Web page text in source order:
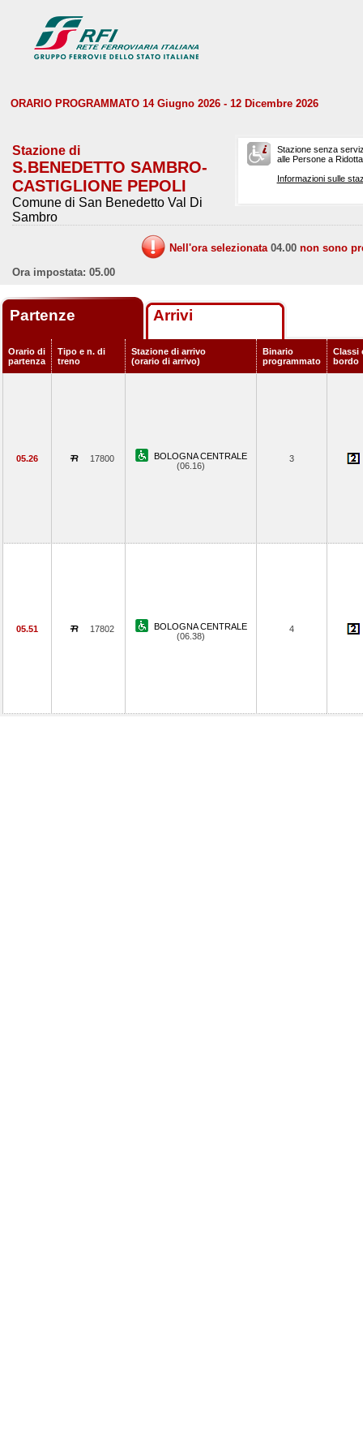
ORARIO PROGRAMMATO 14 Giugno 2026 - 12 Dicembre 2026
Stazione di
S.BENEDETTO SAMBRO-
CASTIGLIONE PEPOLI
Comune di San Benedetto Val Di
Sambro
Stazione senza
alle Persone a
Informazioni sulle
Nell'ora selezionata 04.00 non sono
Ora impostata: 05.00
Partenze Arrivi
Orario di
partenza
Tipo e n. di
treno
Stazione di arrivo
(orario di arrivo)
Binario
programmato
Classi
bordo
05.26 17800
BOLOGNA CENTRALE
(06.16)
3
05.51 17802
BOLOGNA CENTRALE
(06.38)
4